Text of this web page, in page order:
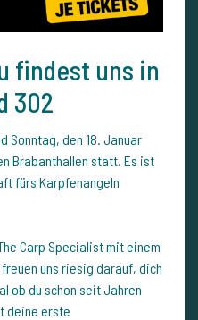
findest uns in
302
Sonntag, den 18. Januar
Brabanthallen statt. Es ist
fürs Karpfenangeln
Carp Specialist mit einem
uns riesig darauf, dich
ob du schon seit Jahren
deine erste